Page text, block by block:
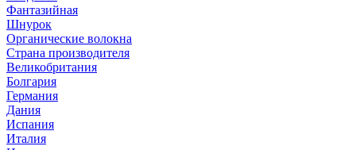
Фантазийная
Шнурок
Органические волокна
Страна производителя
Великобритания
Болгария
Германия
Дания
Испания
Италия